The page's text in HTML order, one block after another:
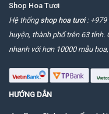
Shop Hoa Tươi
Hệ thống shop hoa tươi:
huyện, thành phố trên 63
nhanh với hơn 10000 mẫu
HƯỚNG DẪN